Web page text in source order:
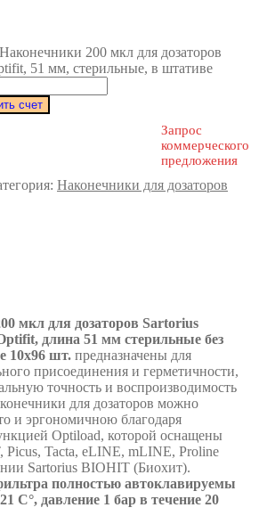
200 мкл для дозаторов
51 мм, стерильные, в штативе
счет
Запрос
коммерческого
предложения
Наконечники для дозаторов
мкл для дозаторов Sartorius
длина 51 мм стерильные без
10х96 шт. предназначены для
присоединения и герметичности,
точность и воспроизводимость
для дозаторов можно
и эргономичною благодаря
Optiload, которой оснащены
Picus, Tacta, eLINE, mLINE, Proline
Sartorius BIOHIT (Биохит).
полностью автоклавируемы
C°, давление 1 бар в течение 20